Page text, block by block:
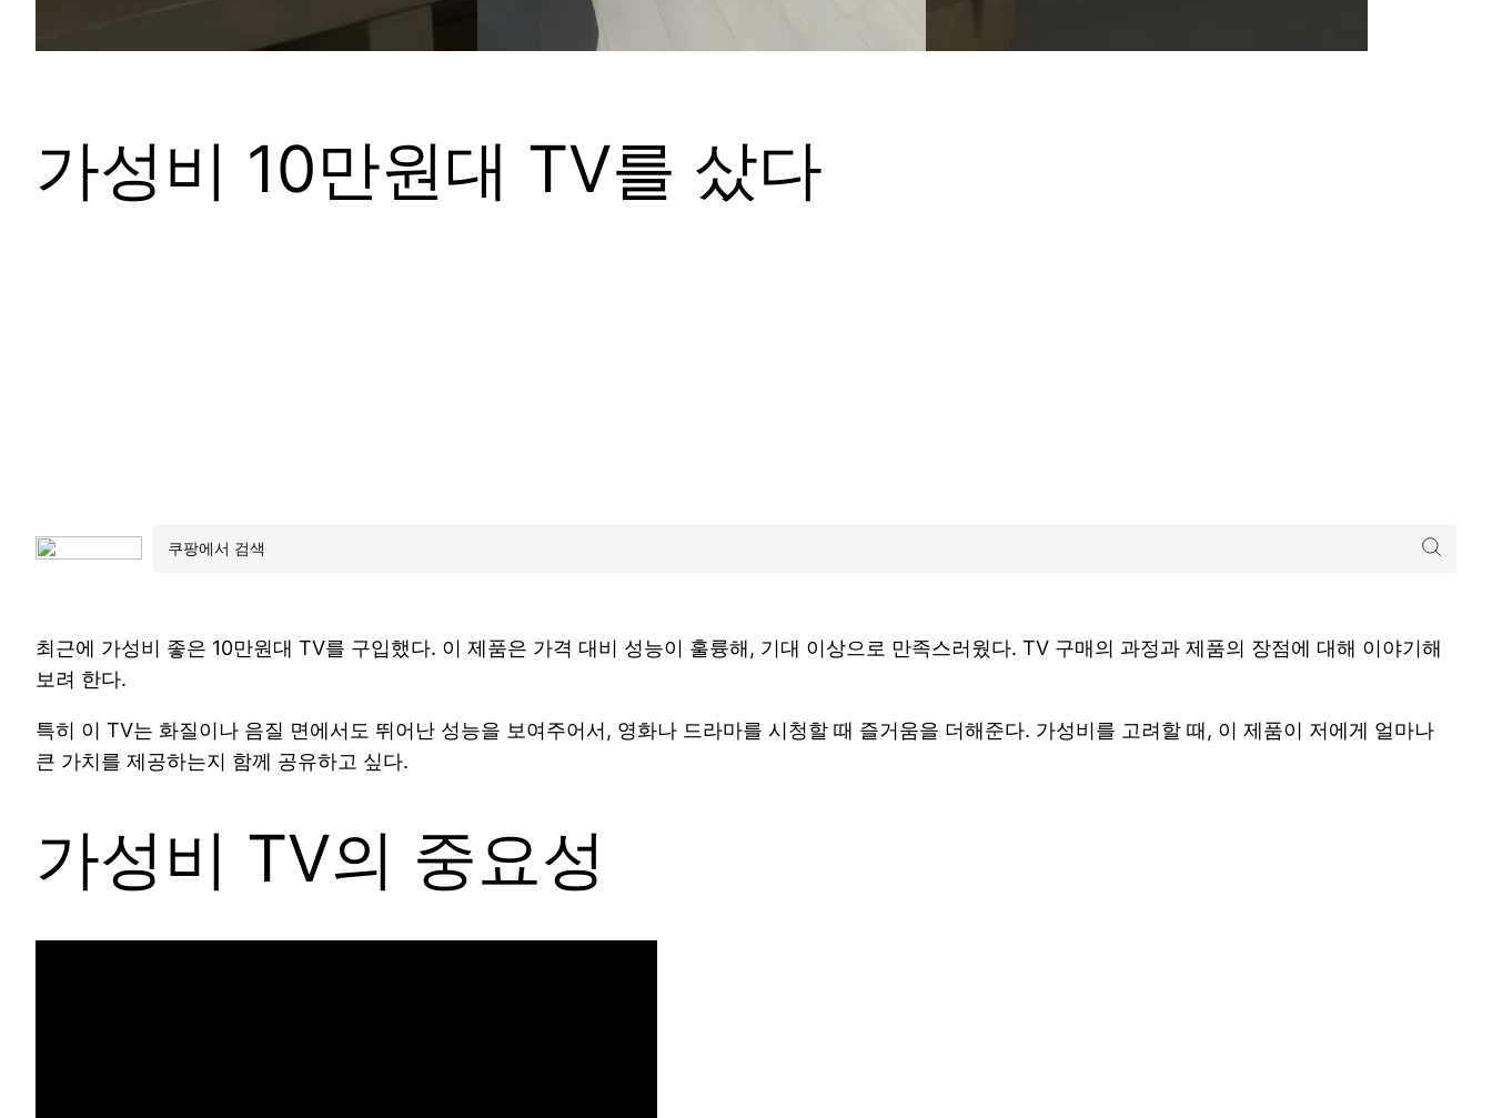
가성비 10만원대 TV를 샀다
최근에 가성비 좋은 10만원대 TV를 구입했다. 이 제품은 가격 대비 성능이 훌륭해, 기대 이상으로 만족스러웠다. TV 구매의 과정과 제품의 장점에 대해 이야기해
보려 한다.
특히 이 TV는 화질이나 음질 면에서도 뛰어난 성능을 보여주어서, 영화나 드라마를 시청할 때 즐거움을 더해준다. 가성비를 고려할 때, 이 제품이 저에게 얼마나
큰 가치를 제공하는지 함께 공유하고 싶다.
가성비 TV의 중요성